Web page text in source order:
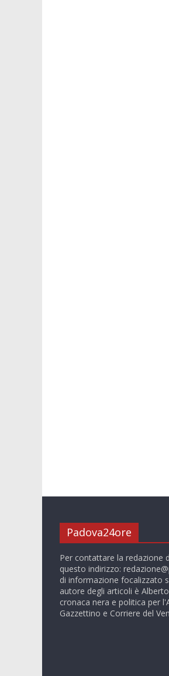
Padova24ore
Per contattare la redazione
questo indirizzo:
di informazione focalizzato
autore degli articoli è
cronaca nera e politica per
Gazzettino e Corriere del